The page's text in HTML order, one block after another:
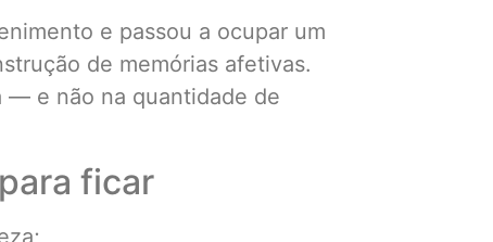
e passou a ocupar um
de memórias afetivas.
— e não na quantidade de
ficar